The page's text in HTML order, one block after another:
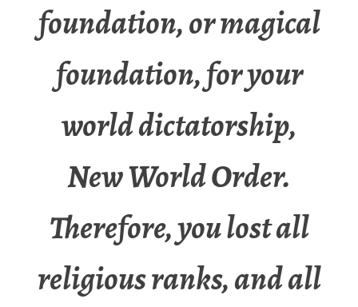
foundation, or magical
foundation, for your
world dictatorship,
New World Order.
Therefore, you lost all
religious ranks, and all